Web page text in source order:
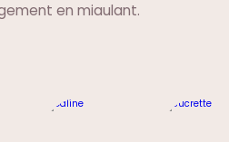
en miaulant.